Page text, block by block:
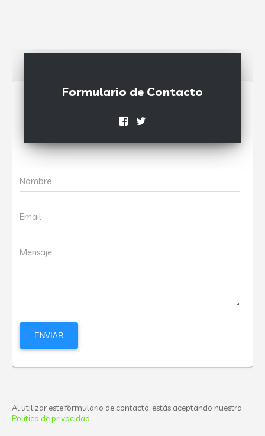
Formulario de Contacto
Nombre
Email
Mensaje
Al utilizar este formulario de contacto, estás aceptando nuestra
Política de privacidad